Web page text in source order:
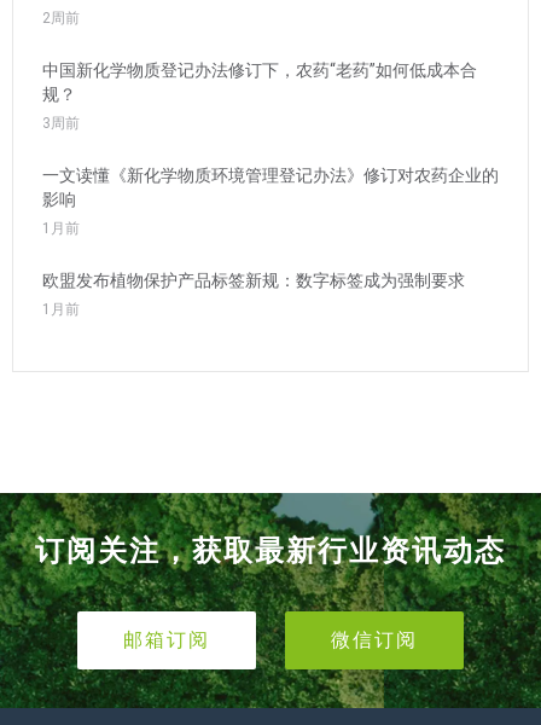
2周前
中国新化学物质登记办法修订下，农药“老药”如何低成本合
规？
3周前
一文读懂《新化学物质环境管理登记办法》修订对农药企业的
影响
1月前
欧盟发布植物保护产品标签新规：数字标签成为强制要求
1月前
订阅关注，获取最新行业资讯动态
邮箱订阅 微信订阅